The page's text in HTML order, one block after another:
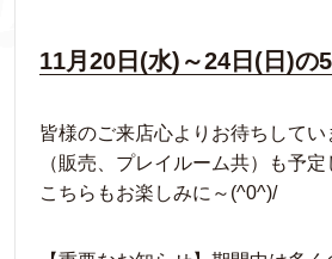
11月20日(水)～24日(日)の
皆様のご来店心よりお待ちして
（販売、プレイルーム共）も予定
こちらもお楽しみに～(^0^)/